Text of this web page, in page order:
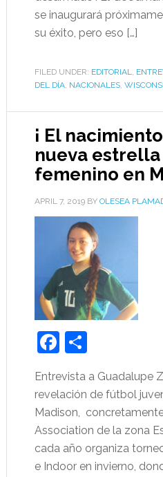
se inaugurará
su éxito, pero eso […]
FILED UNDER: EDITORIAL,
DEL DÍA, NACIONALES,
¡ El
nueva
femenino en
APRIL 7, 2019BY OLESEA
Facebook
Share
Entrevista a Guadalupe
revelación de fútbol
Madison,
Association de la zona
cada año organiza
e Indoor en invierno,